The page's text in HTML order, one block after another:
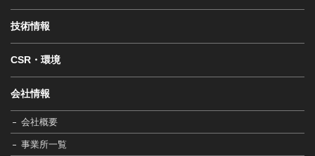
技術情報
CSR・環境
会社情報
会社概要
事業所一覧